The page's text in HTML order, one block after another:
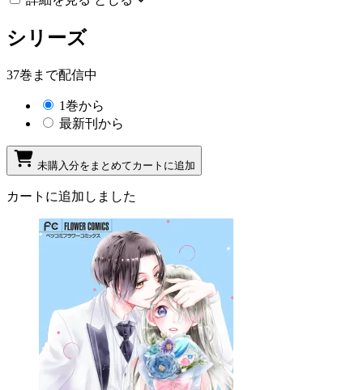
シリーズ
37巻まで配信中
1巻から
最新刊から
未購入分をまとめてカートに追加
カートに追加しました